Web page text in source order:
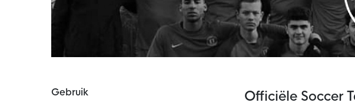
Officiële Soccer
Gebruik